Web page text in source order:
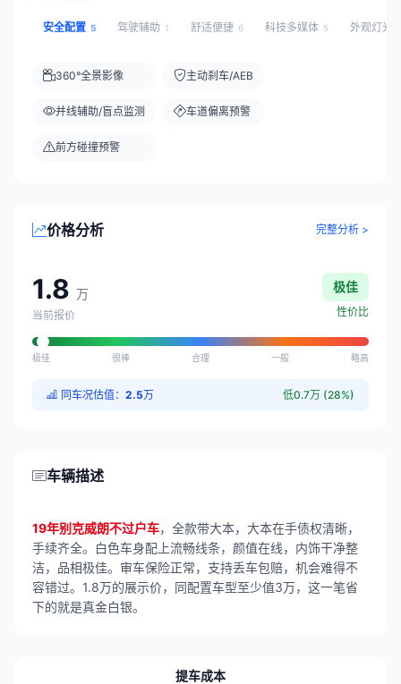
安全配置 5 驾驶辅助 1 舒适便捷 6 科技多媒体 5 外观灯光
360°全景影像
并线辅助/盲点监测
前方碰撞预警
主动刹车/AEB
车道偏离预警
价格分析 完整分析 >
1.8 万
当前报价
极佳
性价比
极佳 很棒 合理 一般 略高
同车况估值： 2.5万 低0.7万 (28%)
车辆描述
19年别克威朗不过户车，全款带大本，大本在手债权清晰，
手续齐全。白色车身配上流畅线条，颜值在线，内饰干净整
洁，品相极佳。审车保险正常，支持丢车包赔，机会难得不
容错过。1.8万的展示价，同配置车型至少值3万，这一笔省
下的就是真金白银。
提车成本